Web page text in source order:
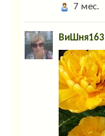
7 мес.
ВиШня163